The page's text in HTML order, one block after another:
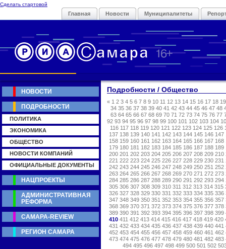
Сделать стартовой
Главная Новости Муниципалитеты
Подробности / Общество
« 1 2 3 4 5 6 7 8 9 10 11 12 13 14 15 16 17 18 19
34 35 36 37 38 39 40 41 42 43 44 45 46 47 48
63 64 65 66 67 68 69 70 71 72 73 74 75 76 77
92 93 94 95 96 97 98 99 100 101 102 103 104
116 117 118 119 120 121 122 123 124 125 126
137 138 139 140 141 142 143 144 145 146 147
158 159 160 161 162 163 164 165 166 167 168
179 180 181 182 183 184 185 186 187 188 189
200 201 202 203 204 205 206 207 208 209 210
221 222 223 224 225 226 227 228 229 230 231
242 243 244 245 246 247 248 249 250 251 252
263 264 265 266 267 268 269 270 271 272 273
284 285 286 287 288 289 290 291 292 293 294
305 306 307 308 309 310 311 312 313 314 315
326 327 328 329 330 331 332 333 334 335 336
347 348 349 350 351 352 353 354 355 356 357
368 369 370 371 372 373 374 375 376 377 378
389 390 391 392 393 394 395 396 397 398 399
410411 412 413 414 415 416 417 418 419 420
431 432 433 434 435 436 437 438 439 440 441
452 453 454 455 456 457 458 459 460 461 462
473 474 475 476 477 478 479 480 481 482 483
494 495 496 497 498 499 500 501 502
НОВОСТИ
ПОДРОБНОСТИ
ПОЛИТИКА
ЭКОНОМИКА
ОБЩЕСТВО
НОВОСТИ КОМПАНИЙ
ОФИЦИАЛЬНЫЕ ДОКУМЕНТЫ
НАЦПРОЕКТЫ
АДМИНИСТРАТИВНАЯ
РЕФОРМА
САМАРА-REVIEW
РЕГИОН САМАРА